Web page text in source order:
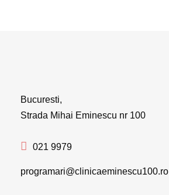
Bucuresti,
Strada Mihai Eminescu nr 100
021 9979
programari@clinicaeminescu100.ro